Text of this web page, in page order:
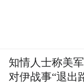
知情人士称美
对伊战事“退出